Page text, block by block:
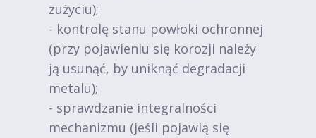
zużyciu);
- kontrolę stanu powłoki ochronnej
(przy pojawieniu się korozji należy
ją usunąć, by uniknąć degradacji
metalu);
- sprawdzanie integralności
mechanizmu (jeśli pojawią się